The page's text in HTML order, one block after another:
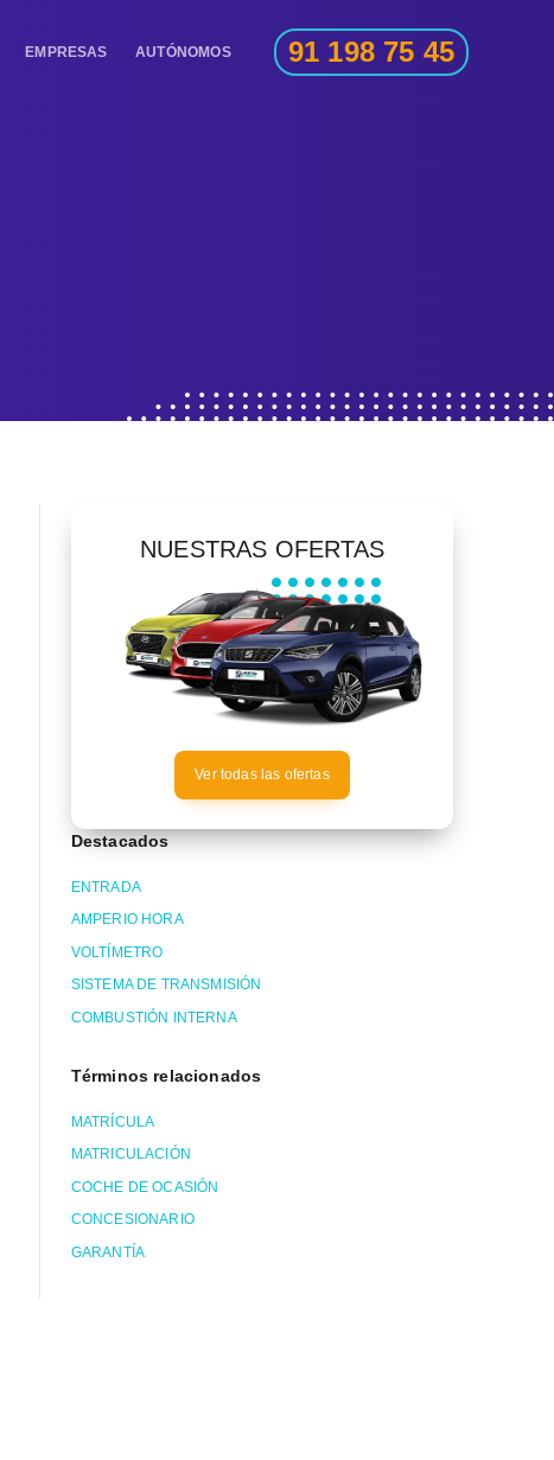
EMPRESAS AUTÓNOMOS 91 198 75 45
NUESTRAS OFERTAS
Ver todas las ofertas
Destacados
ENTRADA
AMPERIO HORA
VOLTÍMETRO
SISTEMA DE TRANSMISIÓN
COMBUSTIÓN INTERNA
Términos relacionados
MATRÍCULA
MATRICULACIÓN
COCHE DE OCASIÓN
CONCESIONARIO
GARANTÍA